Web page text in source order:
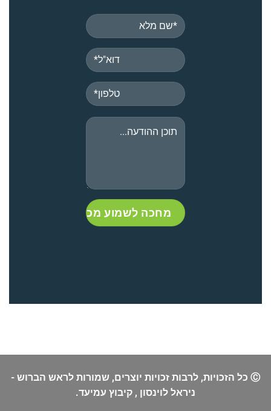
Ⓒ כל הזכויות, לרבות זכויות יוצרים, שמורות לראש הברוש -
ניראל לוינסון , קיבוץ עמיעד.